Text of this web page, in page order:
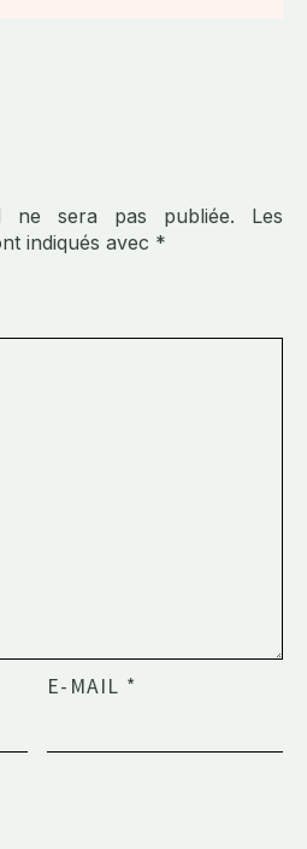
ne sera pas publiée.
Les
indiqués avec *
E-MAIL *